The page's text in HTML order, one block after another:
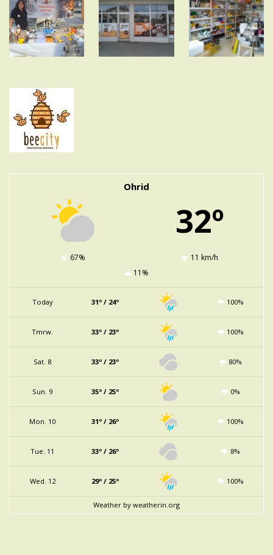
Ohrid
32º
67%
11 km/h
11%
Today 31º / 24º 100%
Tmrw. 33º / 23º 100%
Sat. 8 33º / 23º 80%
Sun. 9 35º / 25º 0%
Mon. 10 31º / 26º 100%
Tue. 11 33º / 26º 8%
Wed. 12 29º / 25º 100%
Weather by weatherin.org